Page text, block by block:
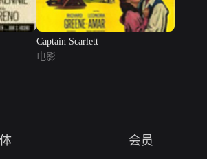
Captain Scarlett
电影
会员